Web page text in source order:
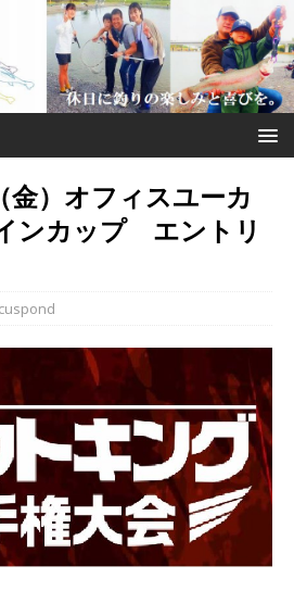
金）オフィスユーカ
ンカップ エントリ